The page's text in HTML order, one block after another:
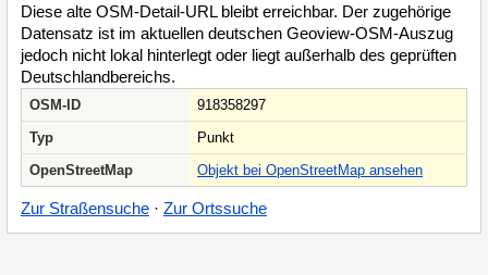
Diese alte OSM-Detail-URL bleibt erreichbar. Der zugehörige
Datensatz ist im aktuellen deutschen Geoview-OSM-Auszug
jedoch nicht lokal hinterlegt oder liegt außerhalb des geprüften
Deutschlandbereichs.
OSM-ID
918358297
Typ
Punkt
OpenStreetMap
Objekt bei OpenStreetMap ansehen
Zur Straßensuche · Zur Ortssuche